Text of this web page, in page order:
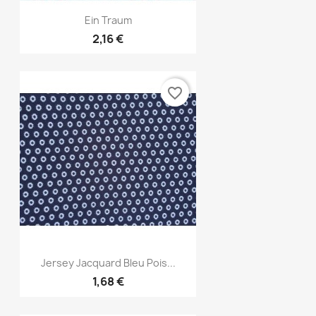
Aperçu rapide
Ein Traum
2,16 €
Aperçu rapide
Jersey Jacquard Bleu Pois...
1,68 €
favorite_border